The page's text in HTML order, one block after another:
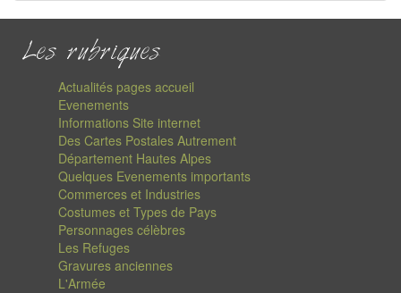
Les rubriques
Actualités pages accueil
Evenements
Informations Site internet
Des Cartes Postales Autrement
Département Hautes Alpes
Quelques Evenements importants
Commerces et Industries
Costumes et Types de Pays
Personnages célèbres
Les Refuges
Gravures anciennes
L'Armée